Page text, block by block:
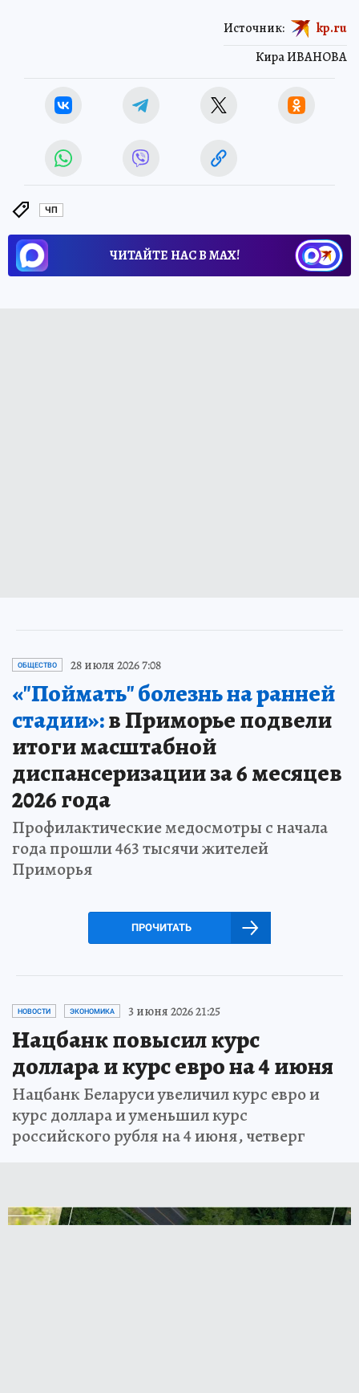
Кира ИВАНОВА
Источник: kp.ru
ЧП
ЧИТАЙТЕ НАС В МАХ!
ОБЩЕСТВО 28 июля 2026 7:08
«"Поймать" болезнь на ранней
стадии»:в Приморье подвели
итоги масштабной
диспансеризации за 6 месяцев
2026 года
Профилактические медосмотры с начала
года прошли 463 тысячи жителей
Приморья
ПРОЧИТАТЬ
НОВОСТИ ЭКОНОМИКА 3 июня 2026 21:25
Нацбанк повысил курс
доллара и курс евро на 4 июня
Нацбанк Беларуси увеличил курс евро и
курс доллара и уменьшил курс
российского рубля на 4 июня, четверг